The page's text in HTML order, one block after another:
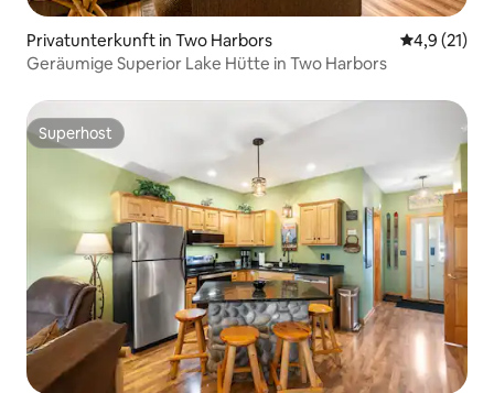
Privatunterkunft in Two Harbors
4,9 (21)
Geräumige Superior Lake Hütte in Two Harbors
Superhost
Superhost